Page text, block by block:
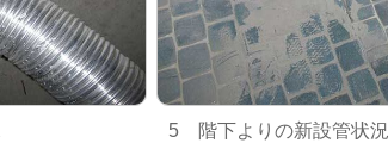
5 階下よりの新設管状況